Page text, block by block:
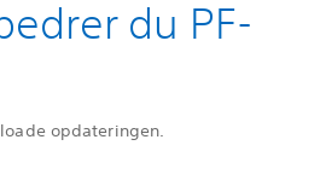
du PF-
opdateringen.